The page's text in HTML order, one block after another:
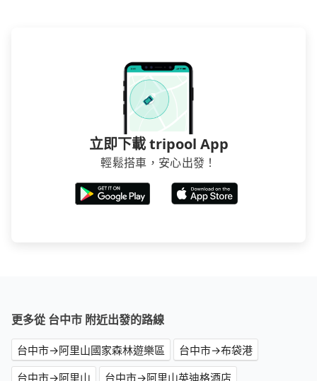
立即下載 tripool App
輕鬆搭車，安心出發！
更多從 台中市 附近出發的路線
台中市→阿里山國家森林遊樂區
台中市→布袋港
台中市→阿里山
台中市→阿里山英迪格酒店